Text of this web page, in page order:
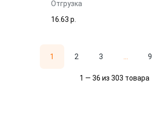
Отгрузка
16.63 p.
1 2 3 9
1 — 36 из 303 товара